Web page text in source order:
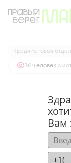
1-комнатная
Ипотекаот 21 925 руб.
Предчистовая
16 человек
Вам